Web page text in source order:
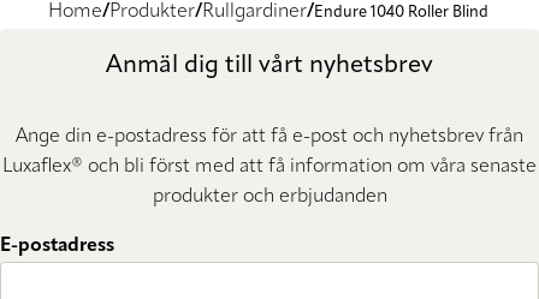
Home Produkter Rullgardiner Endure 1040 Roller Blind
Anmäl dig till vårt nyhetsbrev
Ange din e-postadress för att få e-post och nyhetsbrev från
Luxaflex® och bli först med att få information om våra senaste
produkter och erbjudanden
E-postadress